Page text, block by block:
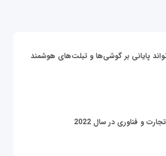
پایانی بر گوشی‌ها و تبلت‌های هوشمند